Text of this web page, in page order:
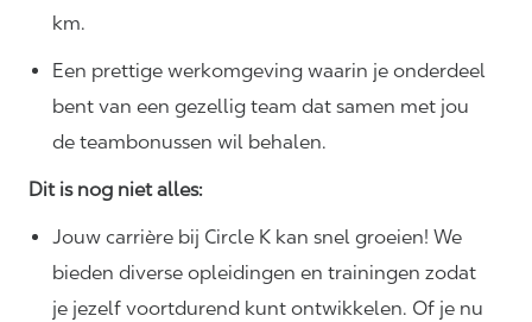
km.
Een prettige werkomgeving waarin je onderdeel
bent van een gezellig team dat samen met jou
de teambonussen wil behalen.
Dit is nog niet alles:
Jouw carrière bij Circle K kan snel groeien! We
bieden diverse opleidingen en trainingen zodat
je jezelf voortdurend kunt ontwikkelen. Of je nu